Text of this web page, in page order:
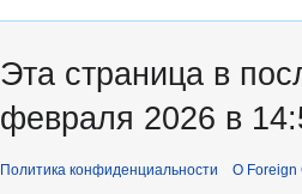
Эта страница в
февраля 2026 в
Политика конфиденциальности О Foreign